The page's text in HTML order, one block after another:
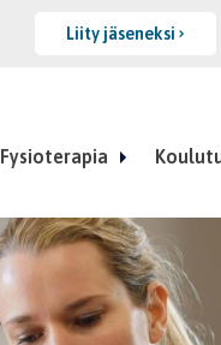
Liity jäseneksi
Fysioterapia